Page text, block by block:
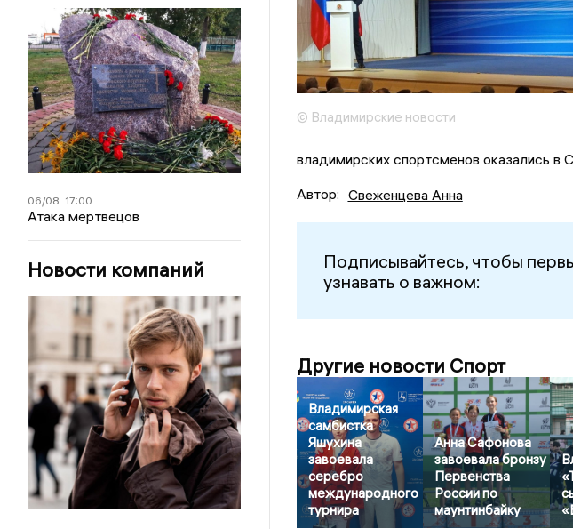
06/08 17:00
Атака мертвецов
Новости компаний
© Владимирские новости
владимирских спортсменов оказались в
Автор: Свеженцева Анна
Подписывайтесь, чтобы
узнавать о важном:
Другие новости Спорт
Владимирская
самбистка
Яшухина
завоевала
серебро
международного
турнира
Анна Сафонова
завоевала бронзу
Первенства
России по
маунтинбайку